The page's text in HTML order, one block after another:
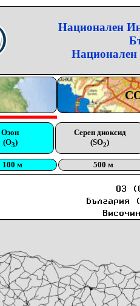
Национален
Национален
Озон
(O3)
Серен диоксид
(SO2)
100 м 500 м